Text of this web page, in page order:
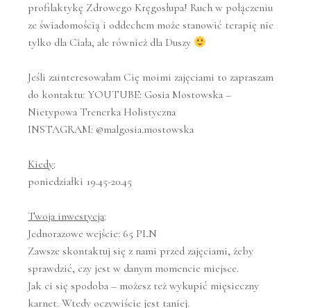
profilaktykę Zdrowego Kręgosłupa! Ruch w połączeniu
ze świadomością i oddechem może stanowić terapię nie
tylko dla Ciała, ale również dla Duszy
Jeśli zainteresowałam Cię moimi zajęciami to zapraszam
do kontaktu: YOUTUBE: Gosia Mostowska –
Nietypowa Trenerka Holistyczna
INSTAGRAM: @malgosia.mostowska
Kiedy:
poniedziałki 19.45-20.45
Twoja inwestycja:
Jednorazowe wejście: 65 PLN
Zawsze skontaktuj się z nami przed zajęciami, żeby
sprawdzić, czy jest w danym momencie miejsce.
Jak ci się spodoba – możesz też wykupić mięsieczny
karnet. Wtedy oczywiście jest taniej.